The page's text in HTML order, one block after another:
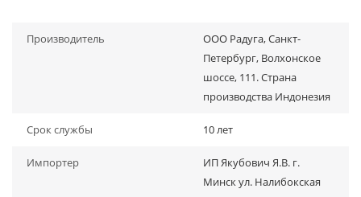
Производитель
ООО Радуга, Санкт-
Петербург, Волхонское
шоссе, 111. Страна
производства Индонезия
Срок службы 10 лет
Импортер
ИП Якубович Я.В. г.
Минск ул. Налибокская